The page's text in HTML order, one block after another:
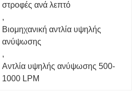
στροφές ανά λεπτό
,
Βιομηχανική αντλία υψηλής
ανύψωσης
,
Αντλία υψηλής ανύψωσης 500-
1000 LPM